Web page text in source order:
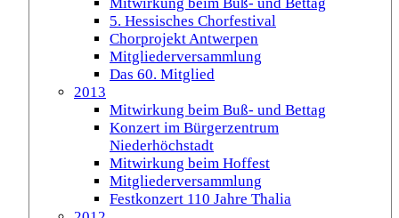
5. Hessisches Chorfestival
Chorprojekt Antwerpen
Mitgliederversammlung
Das 60. Mitglied
2013
Mitwirkung beim Buß- und Bettag
Konzert im Bürgerzentrum
Niederhöchstadt
Mitwirkung beim Hoffest
Mitgliederversammlung
Festkonzert 110 Jahre Thalia